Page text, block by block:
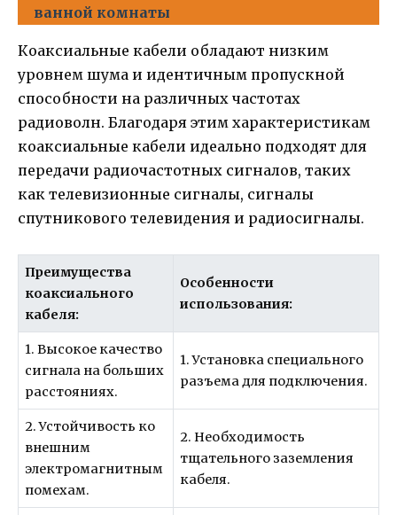
ванной комнаты
Коаксиальные кабели обладают низким
уровнем шума и идентичным пропускной
способности на различных частотах
радиоволн. Благодаря этим характеристикам
коаксиальные кабели идеально подходят для
передачи радиочастотных сигналов, таких
как телевизионные сигналы, сигналы
спутникового телевидения и радиосигналы.
Преимущества
коаксиального
кабеля:
Особенности
использования:
1. Высокое качество
сигнала на больших
расстояниях.
1. Установка специального
разъема для подключения.
2. Устойчивость ко
внешним
электромагнитным
помехам.
2. Необходимость
тщательного заземления
кабеля.